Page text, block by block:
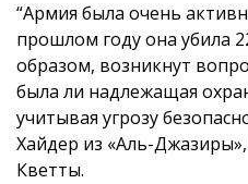
“Армия была очень
прошлом году она убила
образом, возникнут
была ли надлежащая
учитывая угрозу
Хайдер из «Аль-
Кветты.